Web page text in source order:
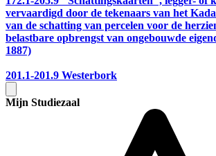
vervaardigd door de tekenaars van het
van de schatting van percelen voor de
belastbare opbrengst van ongebouwde
1887)
201.1-201.9 Westerbork
Mijn Studiezaal